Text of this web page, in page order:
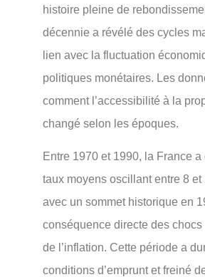
histoire pleine de
décennie a révélé des cycles
lien avec la fluctuation
politiques monétaires. Les
comment l’accessibilité à la
changé selon les époques.
Entre 1970 et 1990, la France
taux moyens oscillant entre 8 et
avec un sommet historique en
conséquence directe des chocs
de l’inflation. Cette période a
conditions d’emprunt et freiné